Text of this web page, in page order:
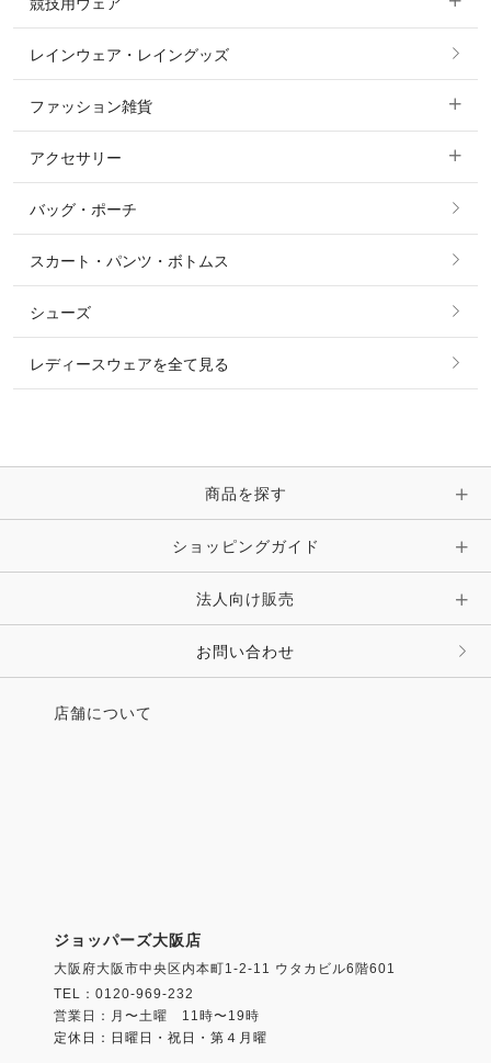
カットソー・Tシャツ・タンクトップ
ニット・セーター
シャツ・ブラウス・ワンピース
コート
ジャケット・ブルゾン
すべての競技用ウェア
ショージャケット
ショーシャツ
レインウェア・レイングッズ
ファッション雑貨
すべてのファッション雑貨
ソックス
ベルト
時計・財布・キーケース・革小物
キーホルダー・チャーム・ストラップ
その他 ファッション雑貨
アクセサリー
すべてのアクセサリー
リング
ピアス・イヤリング
ピン・ブローチ・コサージュ
その他 アクセサリー
バッグ・ポーチ
スカート・パンツ・ボトムス
シューズ
レディースウェアを全て見る
商品を探す
ショッピングガイド
法人向け販売
お問い合わせ
店舗について
ジョッパーズ大阪店
大阪府大阪市中央区内本町1-2-11 ウタカビル6階601
TEL：0120-969-232
営業日：月〜土曜 11時〜19時
定休日：日曜日・祝日・第４月曜